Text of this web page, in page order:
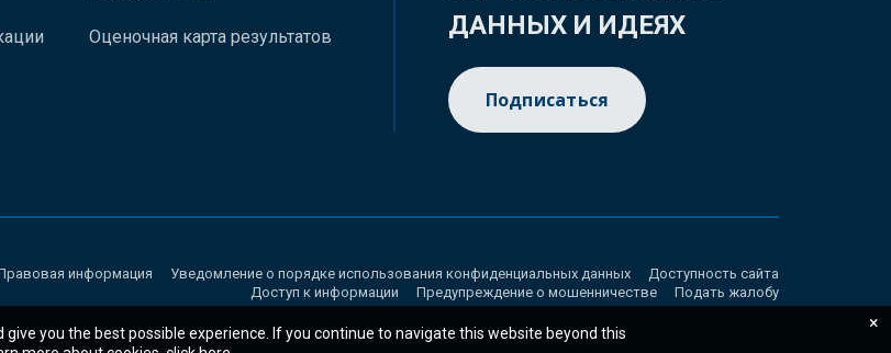
Оценочная карта результатов
ДАННЫХ И ИДЕЯХ
Подписаться
информация Уведомление о порядке использования конфиденциальных данных
Доступность сайта
Доступ к информации
Предупреждение о мошенничестве Подать жалобу
you the best possible experience. If you continue to navigate this website beyond this
×